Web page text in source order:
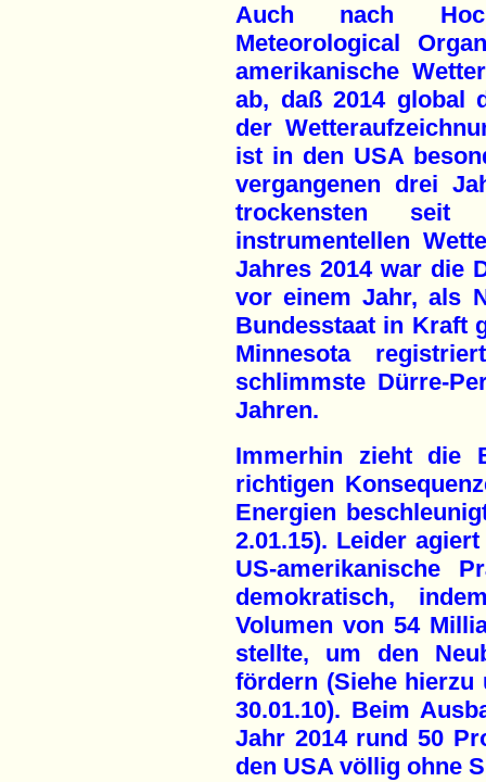
Auch nach
Meteorological
amerikanische
ab, daß 2014 global
der
ist in den USA
vergangenen drei
trockensten seit
instrumentellen
Jahres 2014 war die
vor einem Jahr, als
Bundesstaat in Kraft
Minnesota
schlimmste Dürre-
Jahren.
Immerhin zieht die
richtigen
Energien
2.01.15). Leider
US-amerikanische
demokratisch,
Volumen von 54
stellte, um den
fördern (Siehe hierzu
30.01.10). Beim
Jahr 2014 rund 50
den USA völlig ohne